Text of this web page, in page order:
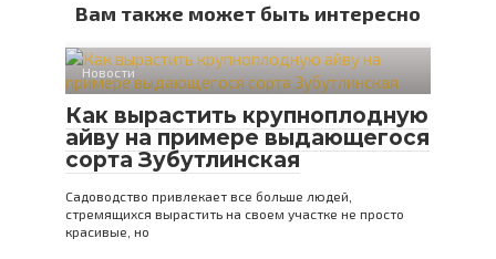
Вам также может быть интересно
Новости
Как вырастить крупноплодную
айву на примере выдающегося
сорта Зубутлинская
Садоводство привлекает все больше людей,
стремящихся вырастить на своем участке не просто
красивые, но